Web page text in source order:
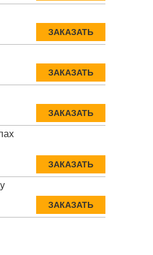
ЗАКАЗАТЬ
ЗАКАЗАТЬ
ЗАКАЗАТЬ
ЗАКАЗАТЬ
ЗАКАЗАТЬ